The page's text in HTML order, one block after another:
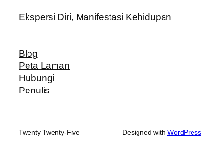
Ekspersi Diri, Manifestasi Kehidupan
Blog
Peta Laman
Hubungi
Penulis
Twenty Twenty-Five Designed with WordPress